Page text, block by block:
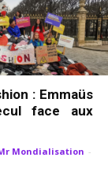
: Emmaüs
face aux
Mondialisation -